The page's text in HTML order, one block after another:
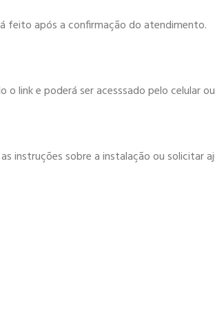
feito após a confirmação do atendimento.
link e poderá ser acesssado pelo celular
as instruções sobre a instalação ou solicitar